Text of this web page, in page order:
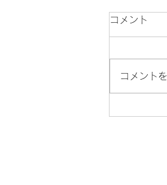
北京在
コメント
コメント